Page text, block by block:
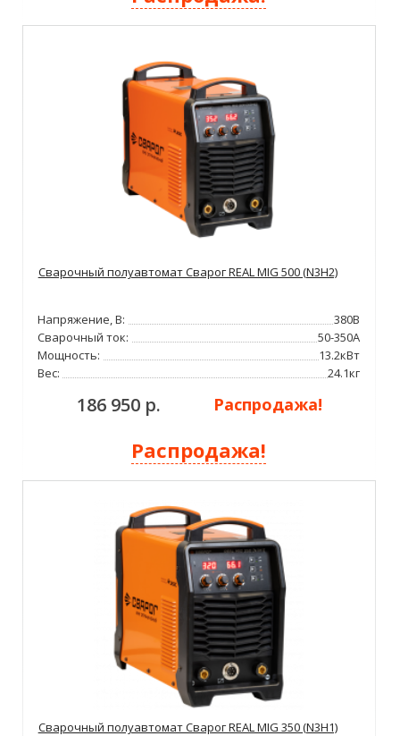
Сварочный полуавтомат Сварог REAL MIG 500 (N3H2)
Напряжение, В:
380В
Сварочный ток:
50-350А
Мощность:
13.2кВт
Вес:
24.1кг
186 950 р. Распродажа!
Распродажа!
Сварочный полуавтомат Сварог REAL MIG 350 (N3H1)